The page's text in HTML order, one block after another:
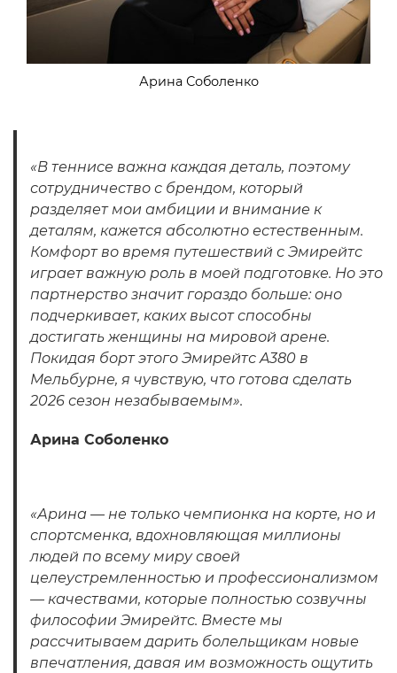
Арина Соболенко
«В теннисе важна каждая деталь, поэтому
сотрудничество с брендом, который
разделяет мои амбиции и внимание к
деталям, кажется абсолютно естественным.
Комфорт во время путешествий с Эмирейтс
играет важную роль в моей подготовке. Но это
партнерство значит гораздо больше: оно
подчеркивает, каких высот способны
достигать женщины на мировой арене.
Покидая борт этого Эмирейтс A380 в
Мельбурне, я чувствую, что готова сделать
2026 сезон незабываемым».
Арина Соболенко
«Арина — не только чемпионка на корте, но и
спортсменка, вдохновляющая миллионы
людей по всему миру своей
целеустремленностью и профессионализмом
— качествами, которые полностью созвучны
философии Эмирейтс. Вместе мы
рассчитываем дарить болельщикам новые
впечатления, давая им возможность ощутить